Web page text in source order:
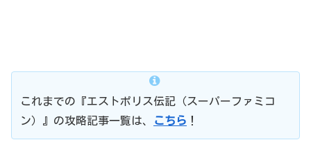
これまでの『エストポリス伝記（スーパーファミコ
ン）』の攻略記事一覧は、
こちら ！